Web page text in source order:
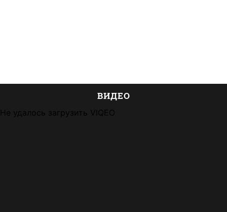
ВИДЕО
Не удалось загрузить VIQEO